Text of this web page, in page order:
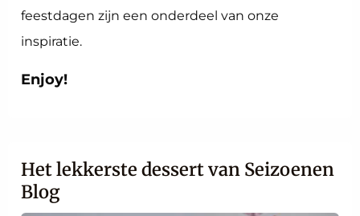
feestdagen zijn een onderdeel van onze
inspiratie.
Enjoy!
Het lekkerste dessert van Seizoenen
Blog